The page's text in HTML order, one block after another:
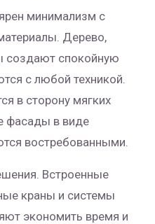
минимализм с
Дерево,
создают спокойную
с любой техникой.
в сторону мягких
фасады в виде
востребованными.
Встроенные
краны и системы
экономить время и